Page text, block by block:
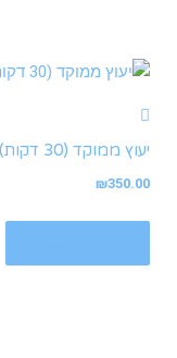
יעוץ ממוקד (30 דקות)
₪350.00